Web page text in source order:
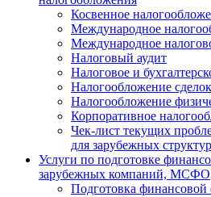
Косвенное
Международное
Международное
Налоговый аудит
Налоговое и
Налогообложение сделок
Налогообложение
Корпоративное
Чек-лист текущих
для зарубежных структур
Услуги по подготовке
зарубежных компаний, МСФО
Подготовка финансовой